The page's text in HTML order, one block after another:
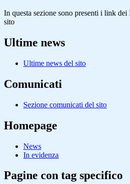
In questa sezione sono presenti i link
sito
Ultime news
Ultime news del sito
Comunicati
Sezione comunicati del sito
Homepage
News
In evidenza
Pagine con tag specifico